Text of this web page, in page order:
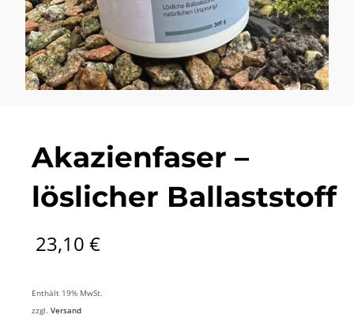
Akazienfaser –
löslicher Ballaststoff
23,10 €
Enthält 19% MwSt.
zzgl. Versand